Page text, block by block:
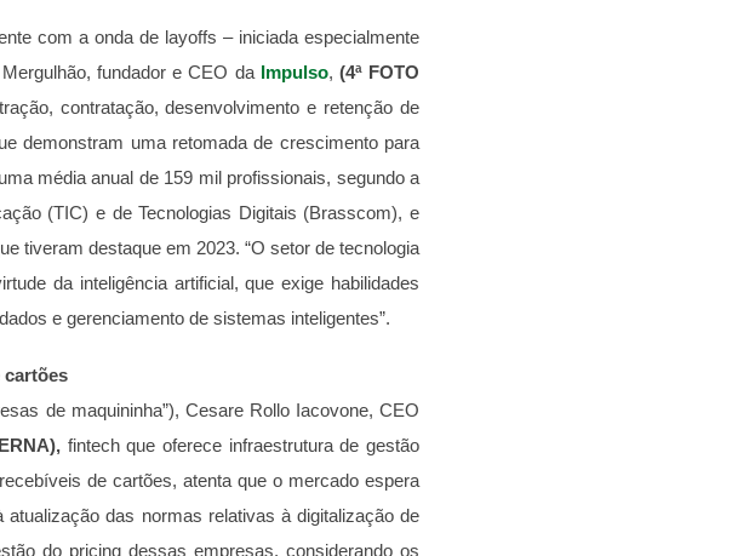
com a onda de layoffs – iniciada especialmente
fundador e CEO da
Impulso, (4ª FOTO
contratação, desenvolvimento e retenção de
demonstram uma retomada de crescimento para
média anual de 159 mil profissionais, segundo a
(TIC) e de Tecnologias Digitais (Brasscom), e
tiveram destaque em 2023. “O setor de tecnologia
da inteligência artificial, que exige habilidades
e gerenciamento de sistemas inteligentes”.
cartões
de maquininha”), Cesare Rollo Iacovone, CEO
fintech que oferece infraestrutura de gestão
de cartões, atenta que o mercado espera
das normas relativas à digitalização de
do pricing dessas empresas, considerando os